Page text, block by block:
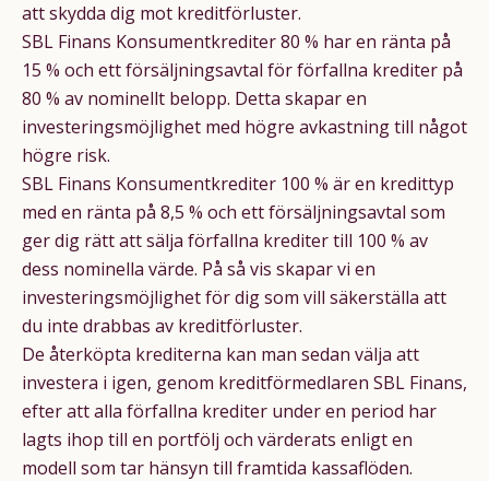
att skydda dig mot kreditförluster.
SBL Finans Konsumentkrediter 80 % har en ränta på
15 % och ett försäljningsavtal för förfallna krediter på
80 % av nominellt belopp. Detta skapar en
investeringsmöjlighet med högre avkastning till något
högre risk.
SBL Finans Konsumentkrediter 100 % är en kredittyp
med en ränta på 8,5 % och ett försäljningsavtal som
ger dig rätt att sälja förfallna krediter till 100 % av
dess nominella värde. På så vis skapar vi en
investeringsmöjlighet för dig som vill säkerställa att
du inte drabbas av kreditförluster.
De återköpta krediterna kan man sedan välja att
investera i igen, genom kreditförmedlaren SBL Finans,
efter att alla förfallna krediter under en period har
lagts ihop till en portfölj och värderats enligt en
modell som tar hänsyn till framtida kassaflöden.